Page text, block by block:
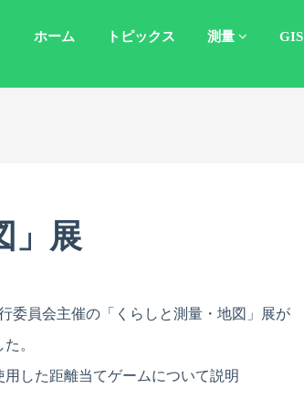
ホーム トピックス 測量 GIS
」展
委員会主催の「くらしと測量・地図」展が
。
した距離当てゲームについて説明